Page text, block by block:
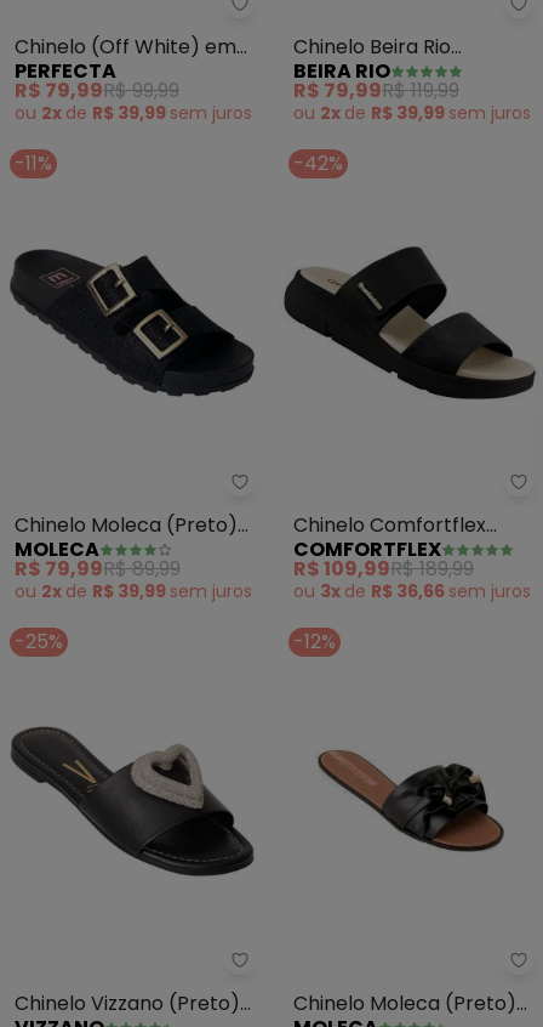
Perfecta - Chinelo (Off White)
Chinelo (Off White) em
Sintético
PERFECTA
R$ 79,99R$ 99,99
ou 2x de R$ 39,99 sem juros
Chinelo Beira Rio
(Branco/Prata) em
Sintético
BEIRA RIO
R$ 79,99R$ 119,99
ou 2x de R$ 39,99 sem juros
-11%
Moleca - Chinelo Moleca
Chinelo Moleca (Preto)
em Sintético
MOLECA
R$ 79,99R$ 89,99
ou 2x de R$ 39,99 sem juros
-42%
Chinelo Comfortflex
(Preto) em Sintético
COMFORTFLEX
R$ 109,99R$ 189,99
ou 3x de R$ 36,66 sem juros
-25%
Vizzano - Chinelo Vizzano
Chinelo Vizzano (Preto)
-12%
Chinelo Moleca (Preto)